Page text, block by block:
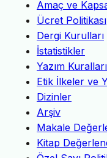
Amaç ve
Ücret Politikası
Dergi Kurulları
İstatistikler
Yazım Kuralları
Etik İlkeler ve
Dizinler
Arşiv
Makale
Kitap